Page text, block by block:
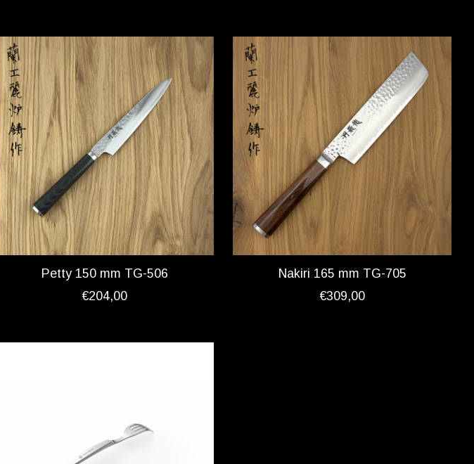
Petty 150 mm TG-506
€204,00
Nakiri 165 mm TG-705
€309,00